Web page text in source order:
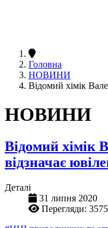
Головна
НОВИНИ
Відомий хімік
НОВИНИ
Відомий хімік
відзначає
Деталі
31 липня 2020
Перегляди: 3575